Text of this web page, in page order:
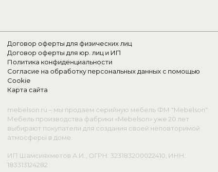
Договор оферты для физических лиц
Договор оферты для юр. лиц и ИП
Политика конфиденциальности
Согласие на обработку персональных данных с помощью
Cookie
Карта сайта
mebelson.ru – мы продаем серийную мебель ФМ "Mebelson".
Мебель производства фабрики «Mebelson» уже 20 лет
выбирают покупатели для создания своей неповторимой
атмосферы в доме.
ИП Шамсияхметов А.И., ОГРН: 323183200022410, ИНН:
183313124282